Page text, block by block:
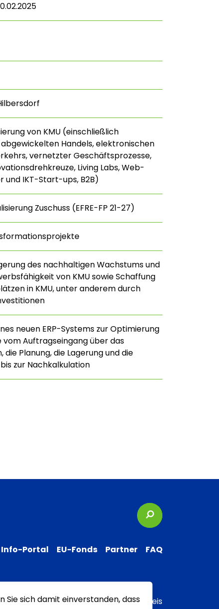
von KMU (einschließlich
Handels, elektronischen
vernetzter Geschäftsprozesse,
Living Labs, Web-
und IKT-Start-ups, B2B)
Zuschuss (EFRE-FP 21-27)
des nachhaltigen Wachstums und
von KMU sowie Schaffung
in KMU, unter anderem durch
neuen ERP-Systems zur Optimierung
vom Auftragseingang über das
die Planung, die Lagerung und die
zur Nachkalkulation
Suchbegriffe
Info-Portal EU-Fonds Partner FAQ
Barrierefreiheit Transparenzhinweis
Sie sich damit einverstanden, dass